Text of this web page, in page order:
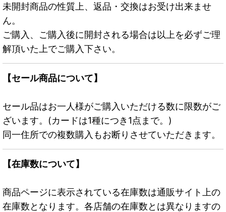
未開封商品の性質上、返品・交換はお受け出来ませ
ん。
ご購入、ご購入後に開封される場合は以上を必ずご理
解頂いた上でご購入下さい。
【セール商品について】
セール品はお一人様がご購入いただける数に限数がご
ざいます。(カードは1種につき1点まで。)
同一住所での複数購入もお断りさせていただきます。
【在庫数について】
商品ページに表示されている在庫数は通販サイト上の
在庫数となります。各店舗の在庫数とは異なりますの